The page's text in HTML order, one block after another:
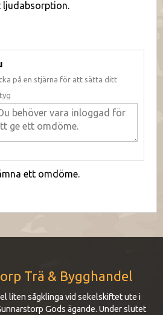
ljudabsorption.
på en stjärna för att sätta ditt
ett omdöme.
Trä & Bygghandel
liten sågklinga vid sekelskiftet ute i
Gods ägande. Under slutet